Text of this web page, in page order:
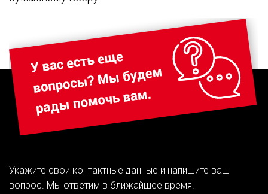
Укажите свои контактные данные и напишите ваш
вопрос. Мы ответим в ближайшее время!